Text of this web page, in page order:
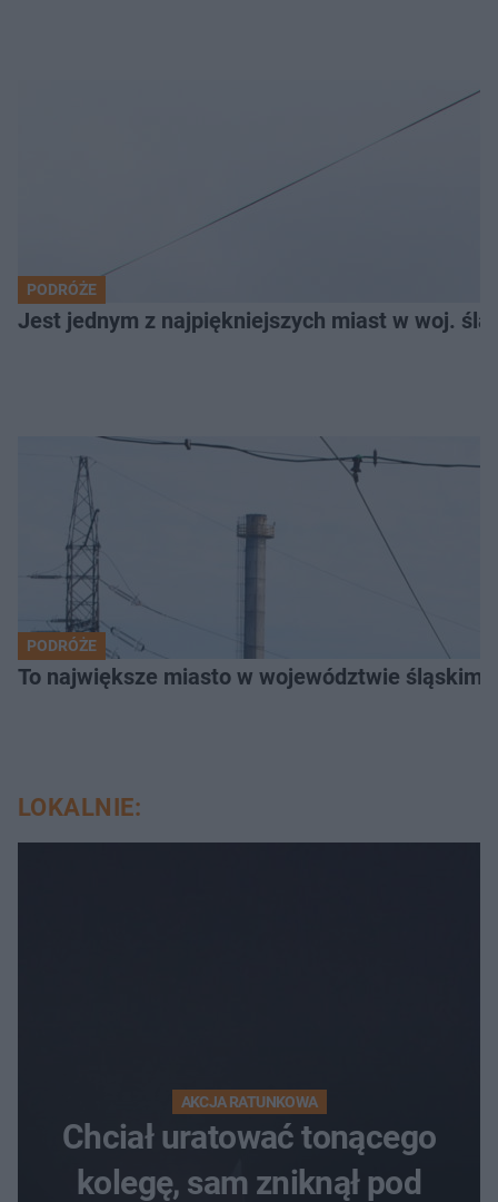
PODRÓŻE
Jest jednym z najpiękniejszych miast w woj.
PODRÓŻE
To największe miasto w województwie
LOKALNIE:
AKCJA RATUNKOWA
Chciał uratować tonącego
kolegę, sam zniknął pod